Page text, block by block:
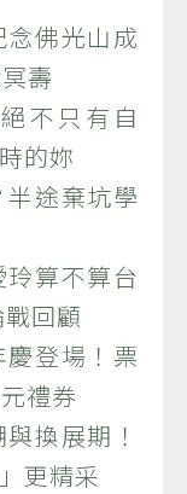
佛光山成
壽
不只有自
的妳
途棄坑學
算不算台
回顧
登場！票
禮券
換展期！
更精采